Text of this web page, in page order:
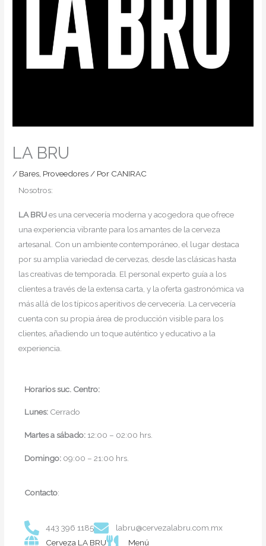
LA BRU
/ Bares Proveedores / Por CANIRAC
Nosotros:
LA BRUes una cervecería moderna y acogedora que ofrece
una experiencia vibrante para los amantes de la cerveza
artesanal. Con un ambiente contemporáneo, el lugar destaca
por su amplia variedad de cervezas, desde las clásicas hasta
las creativas de temporada. El personal experto guía a los
clientes a través de la extensa carta, y la oferta gastronómica va
más allá de los típicos aperitivos de cervecería. La cervecería
cuenta con su propia área de producción visible para los
clientes, añadiendo un toque auténtico y educativo a la
experiencia.
Horarios suc. Centro:
Lunes: Cerrado
Martes a sábado: 12:00 – 02:00 hrs.
Domingo: 09:00 – 21:00 hrs.
Contacto:
443 396 1185
labru@cervezalabru.com.mx
Cerveza LA BRU
Menú